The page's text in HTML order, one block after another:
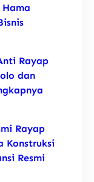
Hama
Rayap
dan
Rayap
Konstruksi
Resmi